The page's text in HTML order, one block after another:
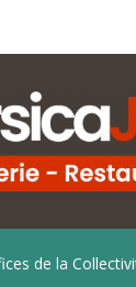
de la